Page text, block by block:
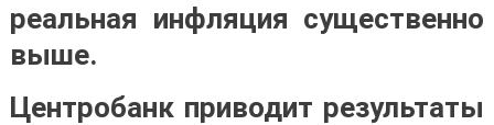
реальная инфляция существенно
выше.
Центробанк приводит результаты